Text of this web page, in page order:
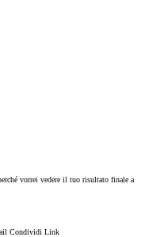
vorrei vedere il tuo risultato finale a
Condividi Link